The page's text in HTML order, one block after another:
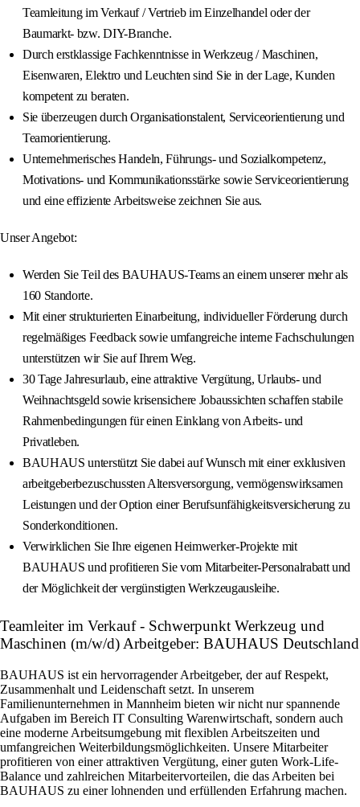
Teamleitung im Verkauf / Vertrieb im Einzelhandel oder der
Baumarkt- bzw. DIY-Branche.
Durch erstklassige Fachkenntnisse in Werkzeug / Maschinen,
Eisenwaren, Elektro und Leuchten sind Sie in der Lage, Kunden
kompetent zu beraten.
Sie überzeugen durch Organisationstalent, Serviceorientierung und
Teamorientierung.
Unternehmerisches Handeln, Führungs- und Sozialkompetenz,
Motivations- und Kommunikationsstärke sowie Serviceorientierung
und eine effiziente Arbeitsweise zeichnen Sie aus.
Unser Angebot:
Werden Sie Teil des BAUHAUS-Teams an einem unserer mehr als
160 Standorte.
Mit einer strukturierten Einarbeitung, individueller Förderung durch
regelmäßiges Feedback sowie umfangreiche interne Fachschulungen
unterstützen wir Sie auf Ihrem Weg.
30 Tage Jahresurlaub, eine attraktive Vergütung, Urlaubs- und
Weihnachtsgeld sowie krisensichere Jobaussichten schaffen stabile
Rahmenbedingungen für einen Einklang von Arbeits- und
Privatleben.
BAUHAUS unterstützt Sie dabei auf Wunsch mit einer exklusiven
arbeitgeberbezuschussten Altersversorgung, vermögenswirksamen
Leistungen und der Option einer Berufsunfähigkeitsversicherung zu
Sonderkonditionen.
Verwirklichen Sie Ihre eigenen Heimwerker‑Projekte mit
BAUHAUS und profitieren Sie vom Mitarbeiter‑Personalrabatt und
der Möglichkeit der vergünstigten Werkzeugausleihe.
Teamleiter im Verkauf - Schwerpunkt Werkzeug und
Maschinen (m/w/d) Arbeitgeber: BAUHAUS Deutschland
BAUHAUS ist ein hervorragender Arbeitgeber, der auf Respekt,
Zusammenhalt und Leidenschaft setzt. In unserem
Familienunternehmen in Mannheim bieten wir nicht nur spannende
Aufgaben im Bereich IT Consulting Warenwirtschaft, sondern auch
eine moderne Arbeitsumgebung mit flexiblen Arbeitszeiten und
umfangreichen Weiterbildungsmöglichkeiten. Unsere Mitarbeiter
profitieren von einer attraktiven Vergütung, einer guten Work-Life-
Balance und zahlreichen Mitarbeitervorteilen, die das Arbeiten bei
BAUHAUS zu einer lohnenden und erfüllenden Erfahrung machen.